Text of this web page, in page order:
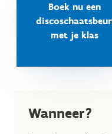
Boek nu een
met je klas
Wanneer?